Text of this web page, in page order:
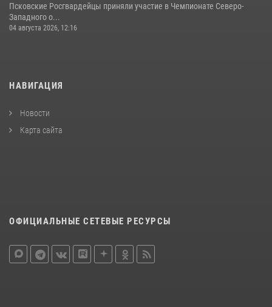
Псковские Росгвардейцы приняли участие в Чемпионате Северо-
Западного о...
04 августа 2026, 12:16
НАВИГАЦИЯ
Новости
Карта сайта
ОФИЦИАЛЬНЫЕ СЕТЕВЫЕ РЕСУРСЫ